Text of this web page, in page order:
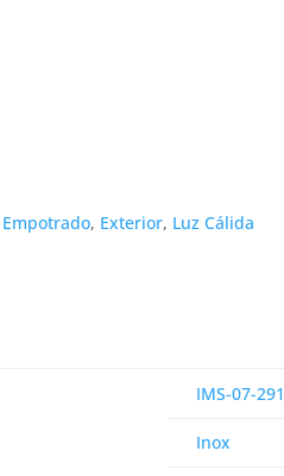
Empotrado, Exterior, Luz Cálida
IMS-07-291
Inox